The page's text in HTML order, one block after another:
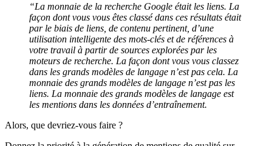
“La monnaie de la recherche Google était les liens. La
façon dont vous vous êtes classé dans ces résultats était
par le biais de liens, de contenu pertinent, d’une
utilisation intelligente des mots-clés et de références à
votre travail à partir de sources explorées par les
moteurs de recherche. La façon dont vous vous classez
dans les grands modèles de langage n’est pas cela. La
monnaie des grands modèles de langage n’est pas les
liens. La monnaie des grands modèles de langage est
les mentions dans les données d’entraînement.
Alors, que devriez-vous faire ?